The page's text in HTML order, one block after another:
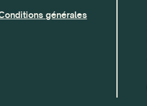
générales